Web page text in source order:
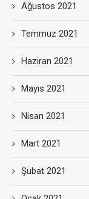
Ağustos 2021
Temmuz 2021
Haziran 2021
Mayıs 2021
Nisan 2021
Mart 2021
Şubat 2021